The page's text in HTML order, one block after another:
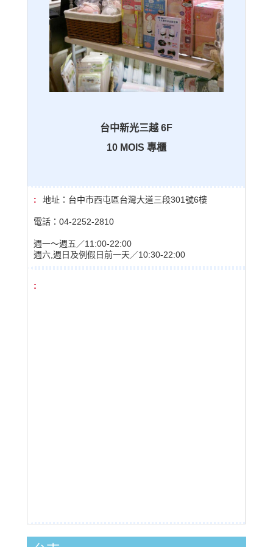
台中新光三越 6F
10 MOIS 專櫃
地址：台中市西屯區台灣大道三段301號6樓
電話：04-2252-2810
週一〜週五／11:00-22:00
週六,週日及例假日前一天／10:30-22:00